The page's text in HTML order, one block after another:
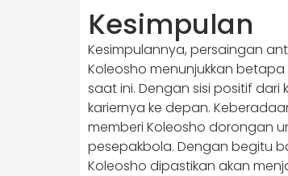
Kesimpulan
​Kesimpulannya, persaingan
Koleosho menunjukkan
saat ini.​ Dengan sisi positif
kariernya ke depan.
memberi Koleosho dorongan
pesepakbola. Dengan begitu
Koleosho dipastikan akan